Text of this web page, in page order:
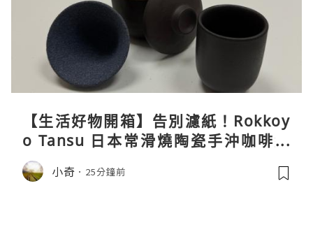
【生活好物開箱】告別濾紙！Rokkoy
o Tansu 日本常滑燒陶瓷手沖咖啡組
親身試用＆真實評價
小奇 25分鐘前